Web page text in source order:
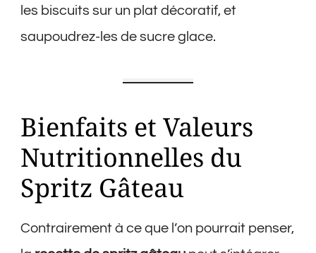
les biscuits sur un plat décoratif, et
saupoudrez-les de sucre glace.
Bienfaits et Valeurs
Nutritionnelles du
Spritz Gâteau
Contrairement à ce que l’on pourrait penser,